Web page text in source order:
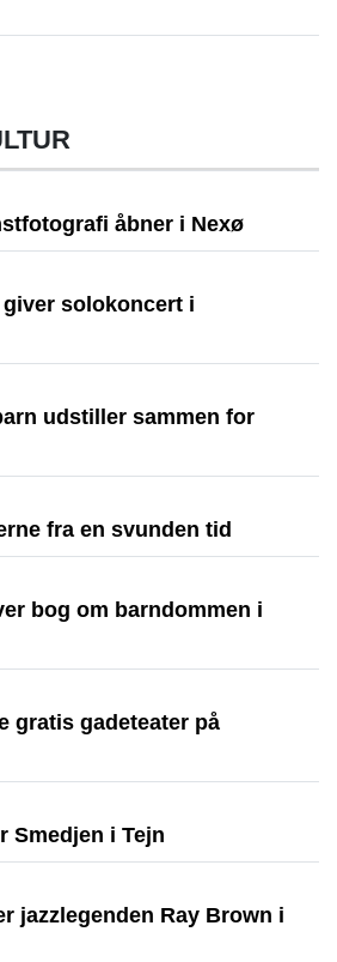
åbner i Nexø
solokoncert i
udstiller sammen for
fra en svunden tid
bog om barndommen i
gratis gadeteater på
Smedjen i Tejn
jazzlegenden Ray Brown i